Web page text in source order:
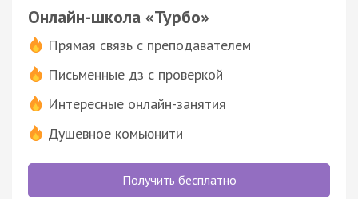
Онлайн-школа «Турбо»
Прямая связь с преподавателем
Письменные дз с проверкой
Интересные онлайн-занятия
Душевное комьюнити
Получить бесплатно